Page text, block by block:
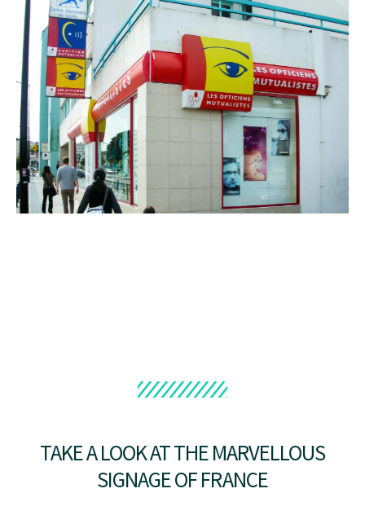
TAKE A LOOK AT THE MARVELLOUS
SIGNAGE OF FRANCE